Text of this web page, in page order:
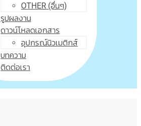
OTHER (อื่นๆ)
รูปผลงาน
ดาวน์โหลดเอกสาร
อุปกรณ์นิวเมติกส์
บทความ
ติดต่อเรา